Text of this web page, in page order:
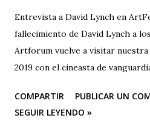
Entrevista a David Lynch en
fallecimiento de David Lynch a
Artforum vuelve a visitar
2019 con el cineasta de
creación artística, desde sus años
Academia de Bellas Artes de
COMPARTIR
PUBLICAR UN
SEGUIR LEYENDO »